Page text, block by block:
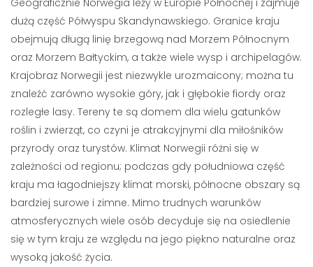
Geograficznie Norwegia leży w Europie Północnej i zajmuje
dużą część Półwyspu Skandynawskiego. Granice kraju
obejmują długą linię brzegową nad Morzem Północnym
oraz Morzem Bałtyckim, a także wiele wysp i archipelagów.
Krajobraz Norwegii jest niezwykle urozmaicony; można tu
znaleźć zarówno wysokie góry, jak i głębokie fiordy oraz
rozległe lasy. Tereny te są domem dla wielu gatunków
roślin i zwierząt, co czyni je atrakcyjnymi dla miłośników
przyrody oraz turystów. Klimat Norwegii różni się w
zależności od regionu; podczas gdy południowa część
kraju ma łagodniejszy klimat morski, północne obszary są
bardziej surowe i zimne. Mimo trudnych warunków
atmosferycznych wiele osób decyduje się na osiedlenie
się w tym kraju ze względu na jego piękno naturalne oraz
wysoką jakość życia.